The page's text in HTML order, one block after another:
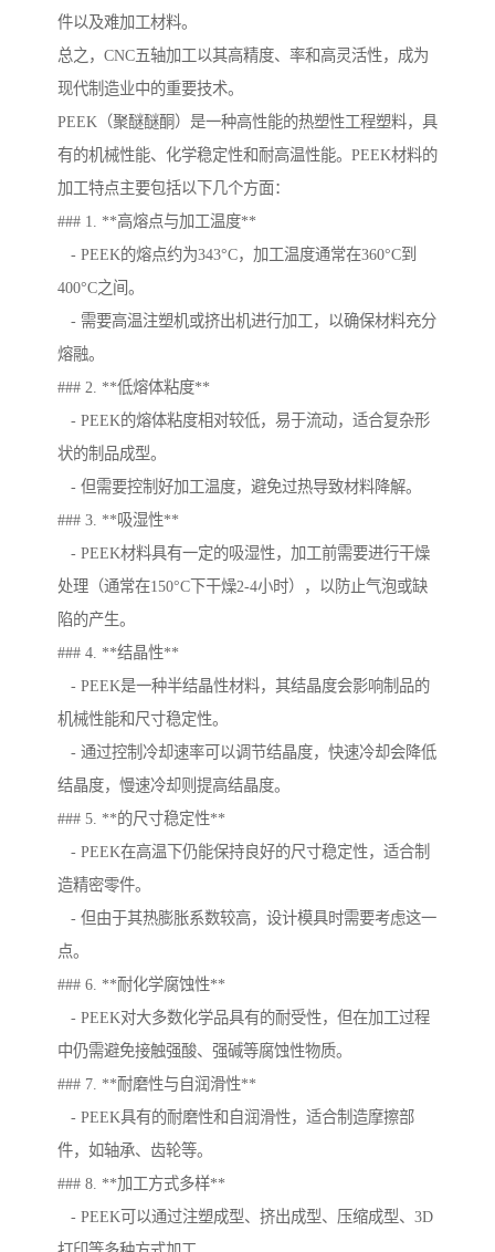
件以及难加工材料。
总之，CNC五轴加工以其高精度、率和高灵活性，成为
现代制造业中的重要技术。
PEEK（聚醚醚酮）是一种高性能的热塑性工程塑料，具
有的机械性能、化学稳定性和耐高温性能。PEEK材料的
加工特点主要包括以下几个方面：
### 1. **高熔点与加工温度**
- PEEK的熔点约为343°C，加工温度通常在360°C到
400°C之间。
- 需要高温注塑机或挤出机进行加工，以确保材料充分
熔融。
### 2. **低熔体粘度**
- PEEK的熔体粘度相对较低，易于流动，适合复杂形
状的制品成型。
- 但需要控制好加工温度，避免过热导致材料降解。
### 3. **吸湿性**
- PEEK材料具有一定的吸湿性，加工前需要进行干燥
处理（通常在150°C下干燥2-4小时），以防止气泡或缺
陷的产生。
### 4. **结晶性**
- PEEK是一种半结晶性材料，其结晶度会影响制品的
机械性能和尺寸稳定性。
- 通过控制冷却速率可以调节结晶度，快速冷却会降低
结晶度，慢速冷却则提高结晶度。
### 5. **的尺寸稳定性**
- PEEK在高温下仍能保持良好的尺寸稳定性，适合制
造精密零件。
- 但由于其热膨胀系数较高，设计模具时需要考虑这一
点。
### 6. **耐化学腐蚀性**
- PEEK对大多数化学品具有的耐受性，但在加工过程
中仍需避免接触强酸、强碱等腐蚀性物质。
### 7. **耐磨性与自润滑性**
- PEEK具有的耐磨性和自润滑性，适合制造摩擦部
件，如轴承、齿轮等。
### 8. **加工方式多样**
- PEEK可以通过注塑成型、挤出成型、压缩成型、3D